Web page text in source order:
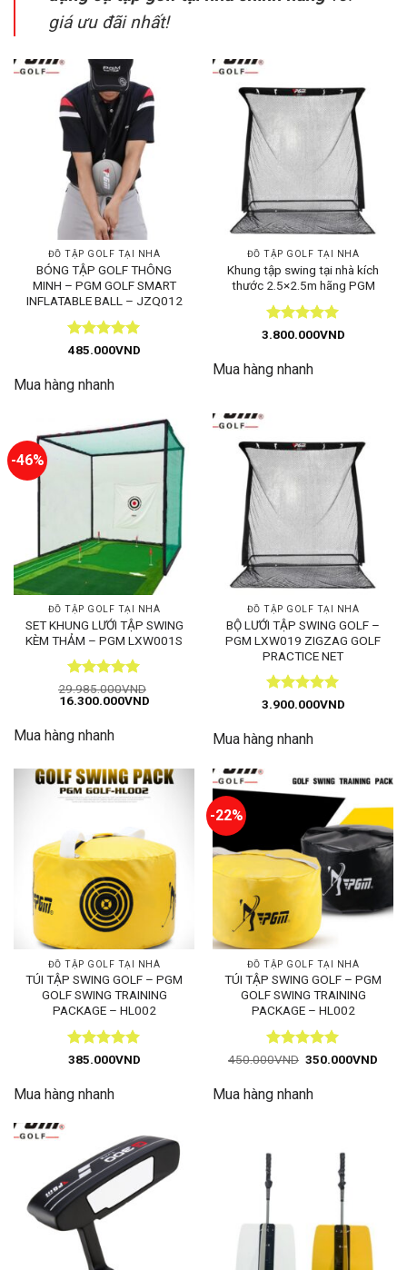
giá ưu đãi nhất!
ĐỒ TẬP GOLF TẠI NHÀ
BÓNG TẬP GOLF THÔNG
MINH – PGM GOLF SMART
INFLATABLE BALL – JZQ012
Được xếp
sao
485.000VND
Mua hàng nhanh
ĐỒ TẬP GOLF TẠI NHÀ
Khung tập swing tại nhà kích
thước 2.5×2.5m hãng PGM
Được xếp
sao
3.800.000VND
Mua hàng nhanh
-46%
ĐỒ TẬP GOLF TẠI NHÀ
SET KHUNG LƯỚI TẬP SWING
KÈM THẢM – PGM LXW001S
Được xếp
hạng55
29.985.000VND
Giá
29.985.000VND.
16.300.000VNDGiá
16.300.000VND.
Mua hàng nhanh
ĐỒ TẬP GOLF TẠI NHÀ
BỘ LƯỚI TẬP SWING GOLF –
PGM LXW019 ZIGZAG GOLF
PRACTICE NET
Được xếp
sao
3.900.000VND
Mua hàng nhanh
ĐỒ TẬP GOLF TẠI NHÀ
TÚI TẬP SWING GOLF – PGM
GOLF SWING TRAINING
PACKAGE – HL002
Được xếp
sao
385.000VND
Mua hàng nhanh
-22%
ĐỒ TẬP GOLF TẠI NHÀ
TÚI TẬP SWING GOLF – PGM
GOLF SWING TRAINING
PACKAGE – HL002
Được xếp
sao
450.000VND Giá
450.000VND.
350.000VND
Mua hàng nhanh